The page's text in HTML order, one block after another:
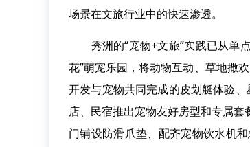
场景在文旅行业中的快速渗透。
秀洲的“宠物+文旅”实践已从单点
花”萌宠乐园，将动物互动、草地撒
开发与宠物共同完成的皮划艇体验
店、民宿推出宠物友好房型和专属套
门铺设防滑爪垫、配齐宠物饮水机